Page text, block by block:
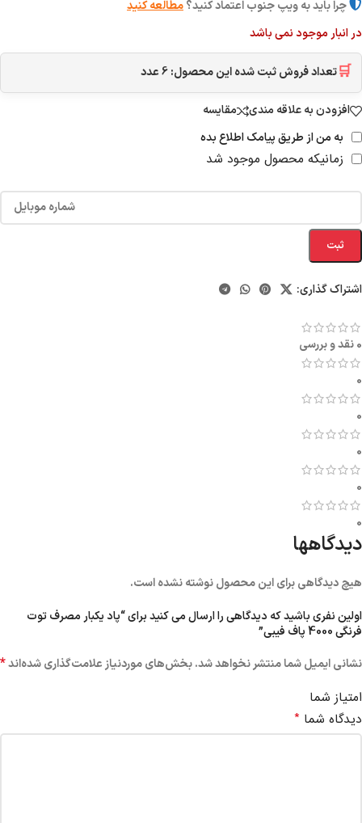
چرا باید به ویپ جنوب اعتماد کنید؟مطالعه کنید
در انبار موجود نمی باشد
🛒تعداد فروش ثبت شده این محصول:6عدد
افزودن به علاقه مندی
مقایسه
به من از طریق پیامک اطلاع بده
زمانیکه محصول موجود شد
ثبت
اشتراک گذاری:
0 نقد و بررسی
0
0
0
0
0
دیدگاهها
هیچ دیدگاهی برای این محصول نوشته نشده است.
اولین نفری باشید که دیدگاهی را ارسال می کنید برای “پاد یکبار مصرف توت
فرنگی 4000 پاف فیبی”
نشانی ایمیل شما منتشر نخواهد شد.بخش‌های موردنیاز علامت‌گذاری شده‌اند*
امتیاز شما
دیدگاه شما *